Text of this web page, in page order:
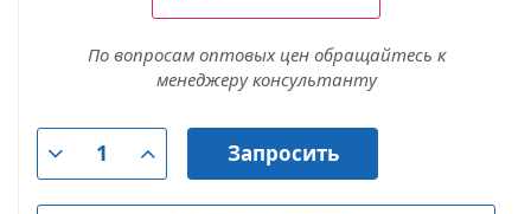
По вопросам оптовых цен обращайтесь к
менеджеру консультанту
Запросить